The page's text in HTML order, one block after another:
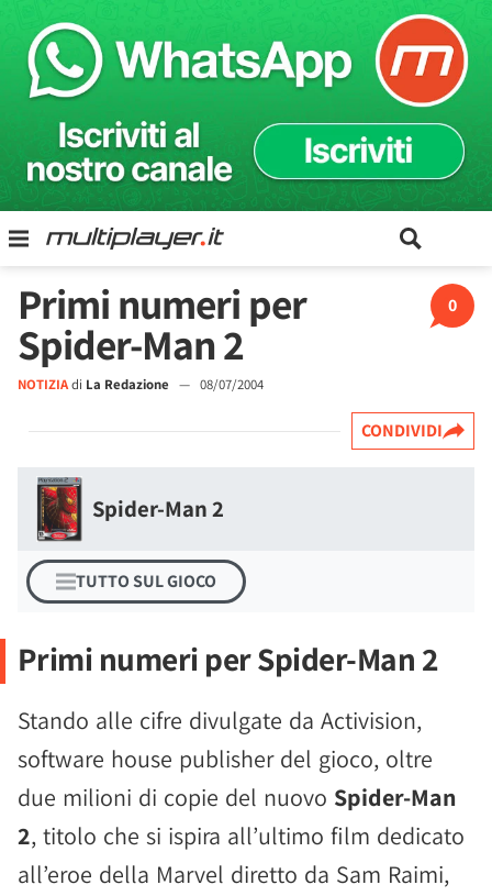
0
Primi numeri per
Spider-Man 2
NOTIZIAdi La Redazione — 08/07/2004
CONDIVIDI
Spider-Man 2
TUTTO SUL GIOCO
Primi numeri per Spider-Man 2
Stando alle cifre divulgate da Activision,
software house publisher del gioco, oltre
due milioni di copie del nuovo Spider-Man
2, titolo che si ispira all’ultimo film dedicato
all’eroe della Marvel diretto da Sam Raimi,